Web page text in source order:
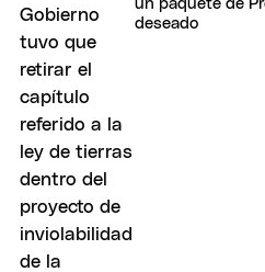
un paquete de
deseado